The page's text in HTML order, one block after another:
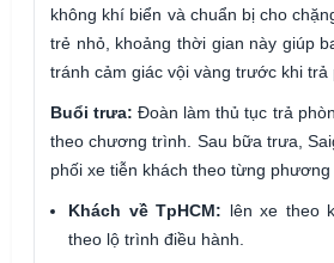
không khí biển và chuẩn bị cho
trẻ nhỏ, khoảng thời gian này giúp
tránh cảm giác vội vàng trước khi trả
Buổi trưa: Đoàn làm thủ tục trả
theo chương trình. Sau bữa trưa,
phối xe tiễn khách theo từng phương
Khách về TpHCM: lên xe theo
theo lộ trình điều hành.